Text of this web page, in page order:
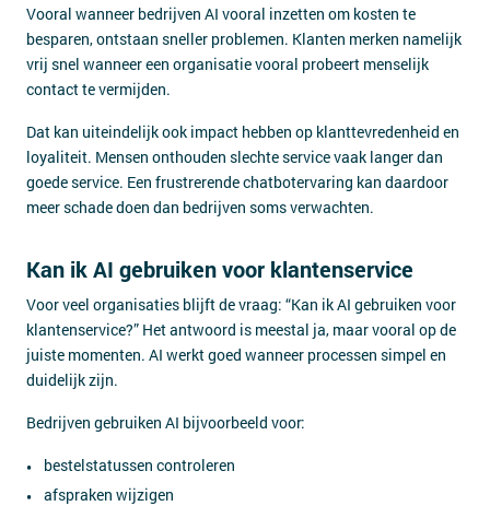
Vooral wanneer bedrijven AI vooral inzetten om kosten te
besparen, ontstaan sneller problemen. Klanten merken namelijk
vrij snel wanneer een organisatie vooral probeert menselijk
contact te vermijden.
Dat kan uiteindelijk ook impact hebben op klanttevredenheid en
loyaliteit. Mensen onthouden slechte service vaak langer dan
goede service. Een frustrerende chatbotervaring kan daardoor
meer schade doen dan bedrijven soms verwachten.
Kan ik AI gebruiken voor klantenservice
Voor veel organisaties blijft de vraag: “Kan ik AI gebruiken voor
klantenservice?” Het antwoord is meestal ja, maar vooral op de
juiste momenten. AI werkt goed wanneer processen simpel en
duidelijk zijn.
Bedrijven gebruiken AI bijvoorbeeld voor:
bestelstatussen controleren
afspraken wijzigen